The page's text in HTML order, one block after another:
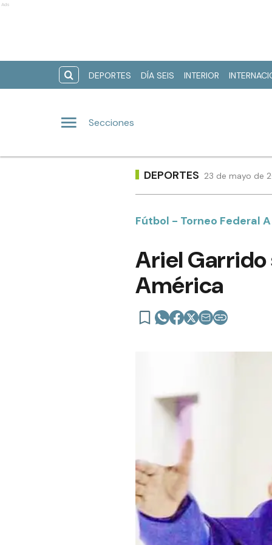
Ads
DEPORTES DÍA SEIS INTERIOR
Secciones
DEPORTES 23 de mayo de
Fútbol - Torneo Federal A
Ariel Garrido
América